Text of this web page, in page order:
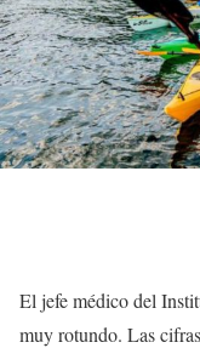
El jefe médico del
muy rotundo. Las